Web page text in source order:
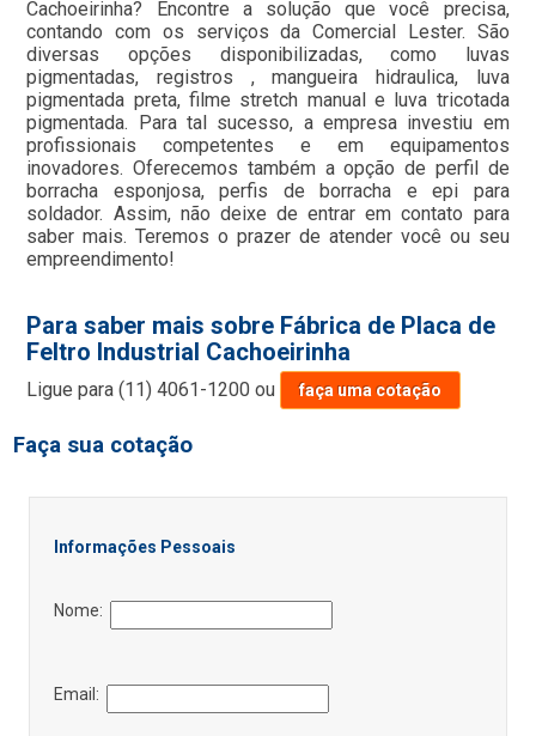
Cachoeirinha? Encontre a solução que você precisa,
contando com os serviços da Comercial Lester. São
diversas opções disponibilizadas, como luvas
pigmentadas, registros , mangueira hidraulica, luva
pigmentada preta, filme stretch manual e luva tricotada
pigmentada. Para tal sucesso, a empresa investiu em
profissionais competentes e em equipamentos
inovadores. Oferecemos também a opção de perfil de
borracha esponjosa, perfis de borracha e epi para
soldador. Assim, não deixe de entrar em contato para
saber mais. Teremos o prazer de atender você ou seu
empreendimento!
Para saber mais sobre Fábrica de Placa de
Feltro Industrial Cachoeirinha
Ligue para(11) 4061-1200 ou faça uma cotação
Faça sua cotação
Informações Pessoais
Nome:
Email: